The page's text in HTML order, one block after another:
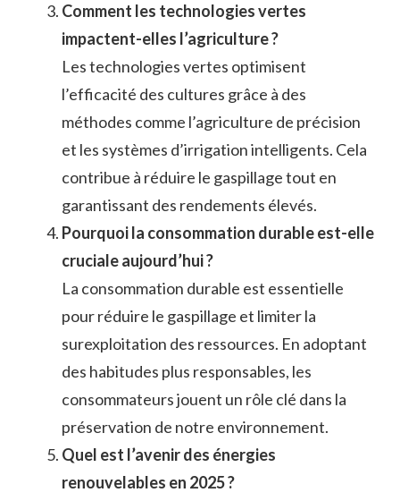
Comment les technologies vertes
impactent-elles l’agriculture ?
Les technologies vertes optimisent
l’efficacité des cultures grâce à des
méthodes comme l’agriculture de précision
et les systèmes d’irrigation intelligents. Cela
contribue à réduire le gaspillage tout en
garantissant des rendements élevés.
Pourquoi la consommation durable est-elle
cruciale aujourd’hui ?
La consommation durable est essentielle
pour réduire le gaspillage et limiter la
surexploitation des ressources. En adoptant
des habitudes plus responsables, les
consommateurs jouent un rôle clé dans la
préservation de notre environnement.
Quel est l’avenir des énergies
renouvelables en 2025 ?